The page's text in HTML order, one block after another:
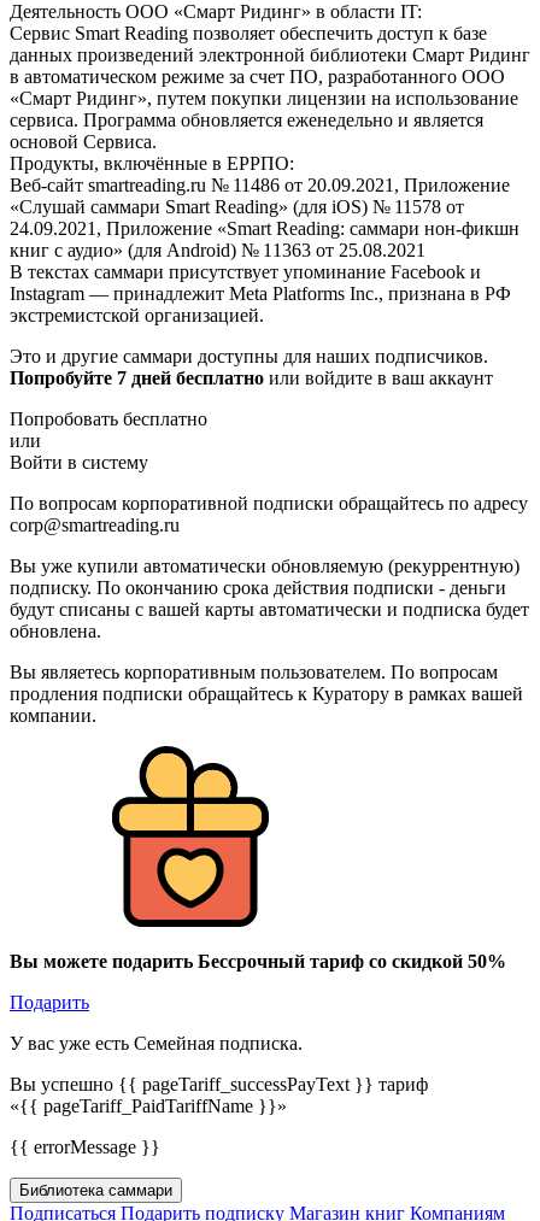
Деятельность ООО «Смарт Ридинг» в области IT:
Сервис Smart Reading позволяет обеспечить доступ к базе
данных произведений электронной библиотеки Смарт Ридинг
в автоматическом режиме за счет ПО, разработанного ООО
«Смарт Ридинг», путем покупки лицензии на использование
сервиса. Программа обновляется еженедельно и является
основой Сервиса.
Продукты, включённые в ЕРРПО:
Веб-сайт smartreading.ru № 11486 от 20.09.2021, Приложение
«Слушай саммари Smart Reading» (для iOS) № 11578 от
24.09.2021, Приложение «Smart Reading: саммари нон-фикшн
книг с аудио» (для Android) № 11363 от 25.08.2021
В текстах саммари присутствует упоминание Facebook и
Instagram — принадлежит Meta Platforms Inc., признана в РФ
экстремистской организацией.
Это и другие саммари доступны для наших подписчиков.
Попробуйте 7 дней бесплатно или войдите в ваш аккаунт
Попробовать бесплатно
или
Войти в систему
По вопросам корпоративной подписки обращайтесь по адресу
corp@smartreading.ru
Вы уже купили автоматически обновляемую (рекуррентную)
подписку. По окончанию срока действия подписки - деньги
будут списаны с вашей карты автоматически и подписка будет
обновлена.
Вы являетесь корпоративным пользователем. По вопросам
продления подписки обращайтесь к Куратору в рамках вашей
компании.
Вы можете подарить Бессрочный тариф со скидкой 50%
Подарить
У вас уже есть Семейная подписка.
Вы успешно {{ pageTariff_successPayText }} тариф
«{{ pageTariff_PaidTariffName }}»
{{ errorMessage }}
Библиотека саммари
Подписаться Подарить подписку Магазин книг Компаниям